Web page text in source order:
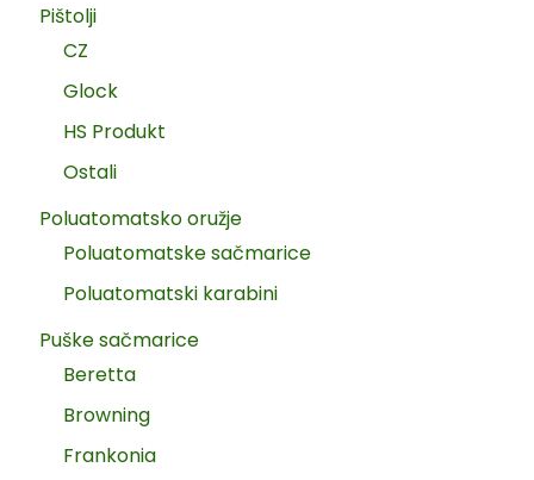
Pištolji
CZ
Glock
HS Produkt
Ostali
Poluatomatsko oružje
Poluatomatske sačmarice
Poluatomatski karabini
Puške sačmarice
Beretta
Browning
Frankonia